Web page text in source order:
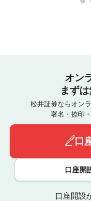
オン
まず
松井証券ならオン
署名・捺印
口
口座開
口座開設